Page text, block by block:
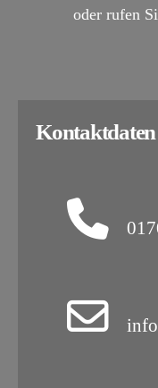
oder rufen
Kontaktdaten